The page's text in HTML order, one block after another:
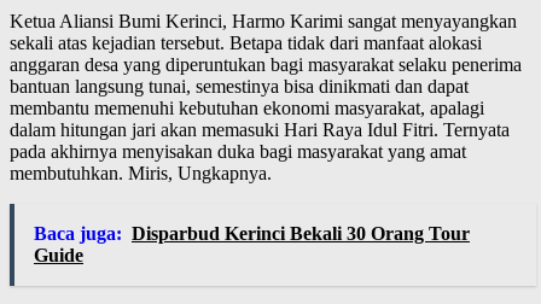
Ketua Aliansi Bumi Kerinci, Harmo Karimi sangat menyayangkan
sekali atas kejadian tersebut. Betapa tidak dari manfaat alokasi
anggaran desa yang diperuntukan bagi masyarakat selaku penerima
bantuan langsung tunai, semestinya bisa dinikmati dan dapat
membantu memenuhi kebutuhan ekonomi masyarakat, apalagi
dalam hitungan jari akan memasuki Hari Raya Idul Fitri. Ternyata
pada akhirnya menyisakan duka bagi masyarakat yang amat
membutuhkan. Miris, Ungkapnya.
Baca juga: Disparbud Kerinci Bekali 30 Orang Tour
Guide